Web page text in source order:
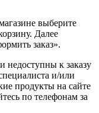
выберите
Далее
заказ».
недоступны к заказу
и/или
продукты на сайте
по телефонам за